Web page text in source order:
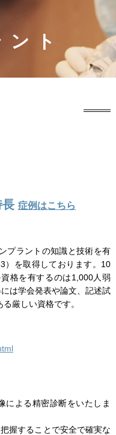
ント
長 症例はこちら
プラントの知識と技術を有
）を取得しております。10
格を有するのは1,000人弱
は学会発表や論文、記述試
厳しい資格です。
による精密診断をいたしま
握することで安全で確実な